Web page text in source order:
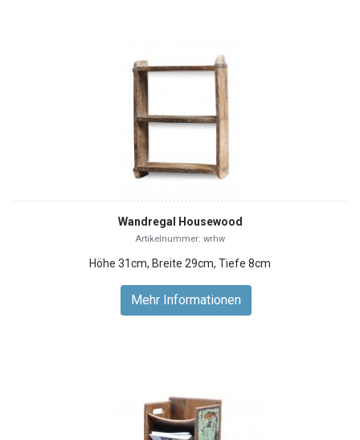
Wandregal Housewood
Artikelnummer: wrhw
Höhe 31cm, Breite 29cm, Tiefe 8cm
Mehr Informationen